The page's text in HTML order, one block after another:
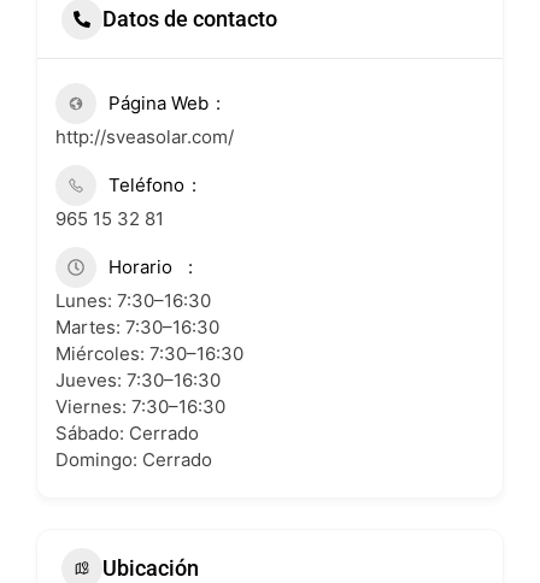
Datos de contacto
Página Web
http://sveasolar.com/
Teléfono
965 15 32 81
Horario
Lunes: 7:30–16:30
Martes: 7:30–16:30
Miércoles: 7:30–16:30
Jueves: 7:30–16:30
Viernes: 7:30–16:30
Sábado: Cerrado
Domingo: Cerrado
Ubicación